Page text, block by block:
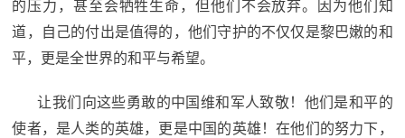
的压力，甚至会牺牲生命，但他们不会放弃。因为他们知
道，自己的付出是值得的，他们守护的不仅仅是黎巴嫩的和
平，更是全世界的和平与希望。
让我们向这些勇敢的中国维和军人致敬！他们是和平的
使者，是人类的英雄，更是中国的英雄！在他们的努力下，